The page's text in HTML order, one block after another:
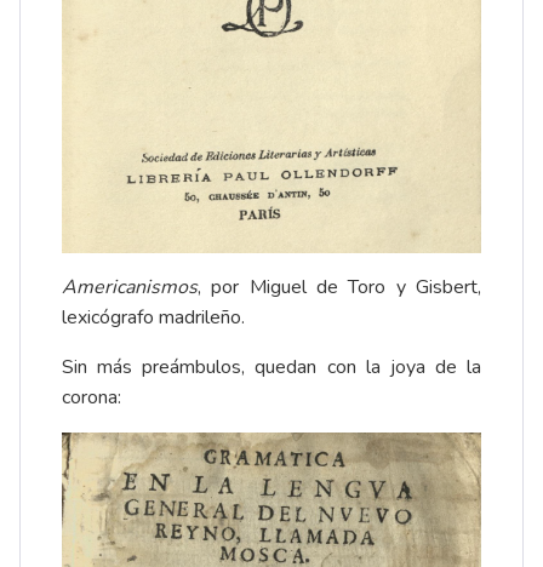
Americanismos, por Miguel de Toro y Gisbert,
lexicógrafo madrileño.
Sin más preámbulos, quedan con la joya de la
corona: